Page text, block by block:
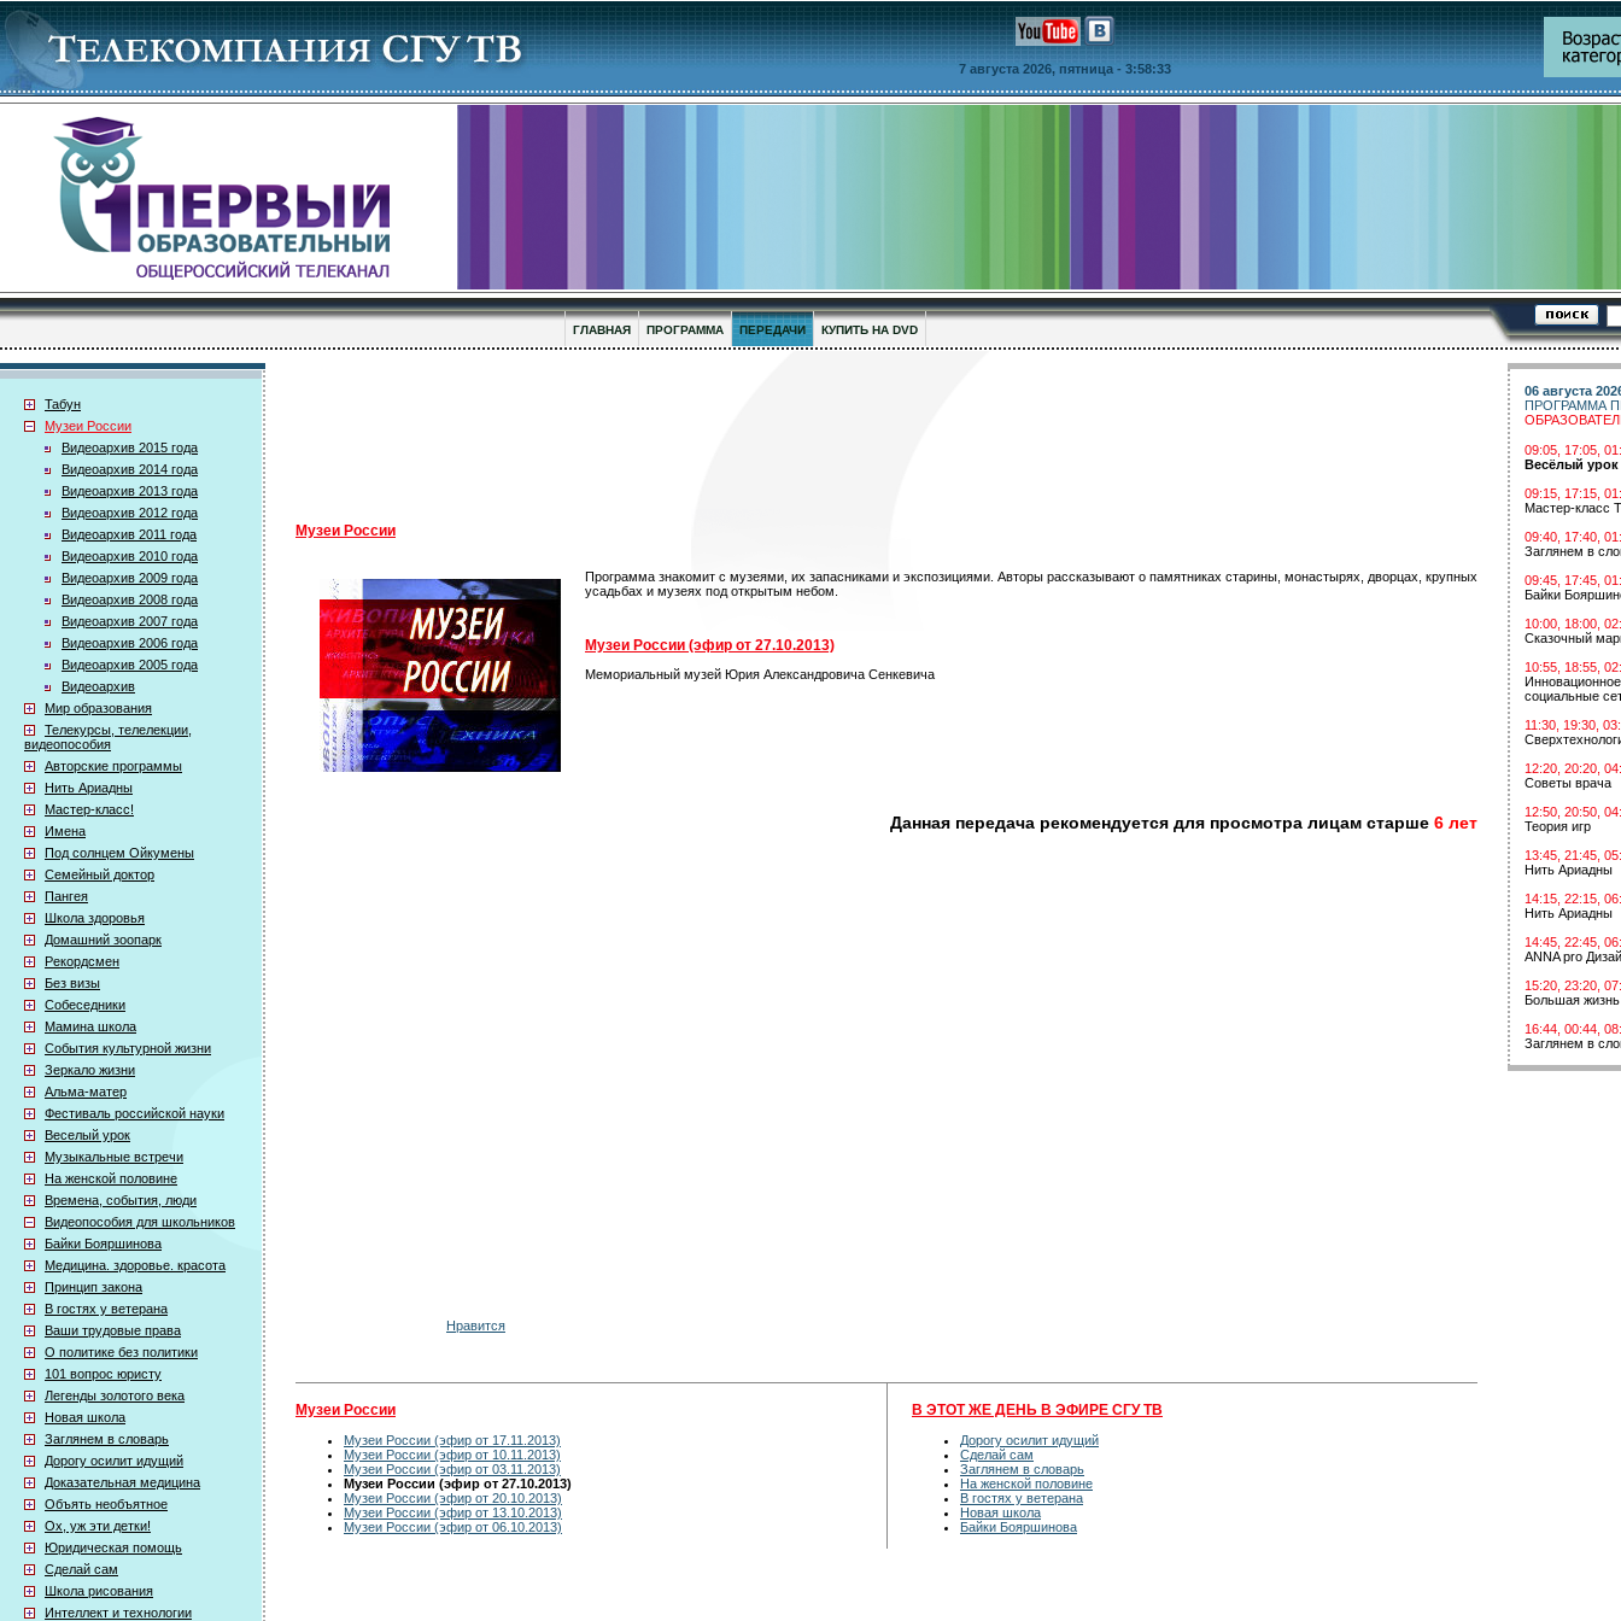
7 августа 2026, пятница - 3:58:33
ГЛАВНАЯ ПРОГРАММА ПЕРЕДАЧИ КУПИТЬ НА DVD
Табун
Музеи России
Видеоархив 2015 года
Видеоархив 2014 года
Видеоархив 2013 года
Видеоархив 2012 года
Видеоархив 2011 года
Видеоархив 2010 года
Видеоархив 2009 года
Видеоархив 2008 года
Видеоархив 2007 года
Видеоархив 2006 года
Видеоархив 2005 года
Видеоархив
Мир образования
Телекурсы, телелекции,
видеопособия
Авторские программы
Нить Ариадны
Мастер-класс!
Имена
Под солнцем Ойкумены
Семейный доктор
Пангея
Школа здоровья
Домашний зоопарк
Рекордсмен
Без визы
Собеседники
Мамина школа
События культурной жизни
Зеркало жизни
Альма-матер
Фестиваль российской науки
Веселый урок
Музыкальные встречи
На женской половине
Времена, события, люди
Видеопособия для школьников
Байки Бояршинова
Медицина. здоровье. красота
Принцип закона
В гостях у ветерана
Ваши трудовые права
О политике без политики
101 вопрос юристу
Легенды золотого века
Новая школа
Заглянем в словарь
Дорогу осилит идущий
Доказательная медицина
Объять необъятное
Ох, уж эти детки!
Юридическая помощь
Сделай сам
Школа рисования
Интеллект и технологии
Музеи России
Программа знакомит с музеями, их запасниками и экспозициями. Авторы рассказывают о памятниках старины, монастырях, дворцах, крупных
усадьбах и музеях под открытым небом.
Музеи России (эфир от 27.10.2013)
Мемориальный музей Юрия Александровича Сенкевича
Данная передача рекомендуется для просмотра лицам старше 6 лет
Нравится
Музеи России
Музеи России (эфир от 17.11.2013)
Музеи России (эфир от 10.11.2013)
Музеи России (эфир от 03.11.2013)
Музеи России (эфир от 27.10.2013)
Музеи России (эфир от 20.10.2013)
Музеи России (эфир от 13.10.2013)
Музеи России (эфир от 06.10.2013)
В ЭТОТ ЖЕ ДЕНЬ В ЭФИРЕ СГУ ТВ
Дорогу осилит идущий
Сделай сам
Заглянем в словарь
На женской половине
В гостях у ветерана
Новая школа
Байки Бояршинова
06 августа
ПРОГРАММА
09:05, 17:05,
Весёлый урок
09:15, 17:15,
Мастер-класс
09:40, 17:40,
Заглянем в
09:45, 17:45,
Байки
10:00, 18:00,
Сказочный
10:55, 18:55,
социальные
11:30, 19:30,
12:20, 20:20,
Советы врача
12:50, 20:50,
Теория игр
13:45, 21:45,
Нить Ариадны
14:15, 22:15,
Нить Ариадны
14:45, 22:45,
ANNA pro
15:20, 23:20,
Большая жизнь
16:44, 00:44,
Заглянем в